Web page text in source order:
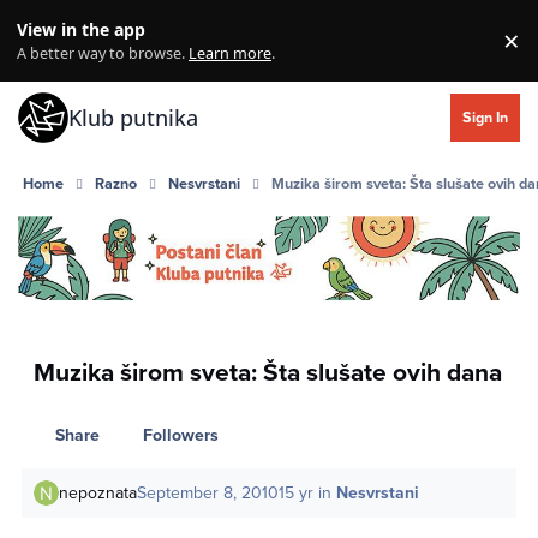
View in the app
A better way to browse. Learn more. ×
Klub putnika Sign In
Home Razno Nesvrstani Muzika širom sveta: Šta slušate ovih
Muzika širom sveta: Šta slušate ovih dana
Share Followers
nepoznataSeptember 8, 201015 yr in Nesvrstani